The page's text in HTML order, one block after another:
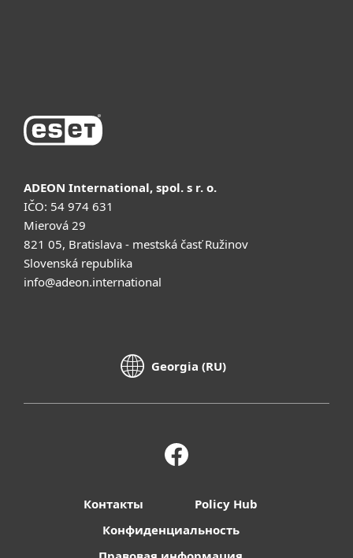
ADEON International, spol. s r. o.
IČO: 54 974 631
Mierová 29
821 05, Bratislava - mestská časť Ružinov
Slovenská republika
info@adeon.international
Georgia (RU)
Контакты
Policy Hub
Конфиденциальность